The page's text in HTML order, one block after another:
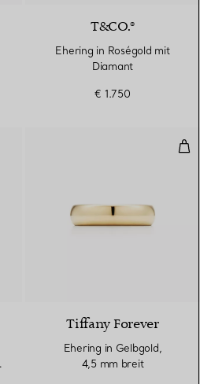
T&CO.®
Ehering in Roségold mit
Diamant
€ 1.750
Tiffany Forever
Ehering in Gelbgold,
4,5 mm breit